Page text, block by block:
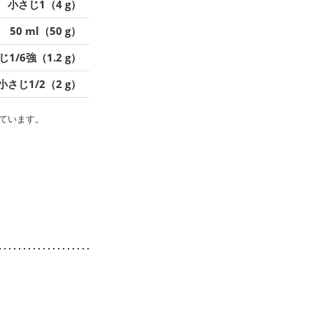
小さじ1（4 g）
50 ml（50 g）
1/6強（1.2 g）
さじ1/2（2 g）
ます。